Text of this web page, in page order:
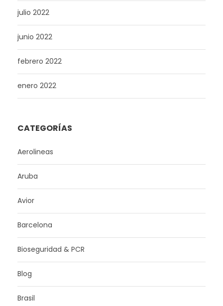
julio 2022
junio 2022
febrero 2022
enero 2022
CATEGORÍAS
Aerolineas
Aruba
Avior
Barcelona
Bioseguridad & PCR
Blog
Brasil